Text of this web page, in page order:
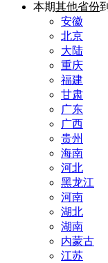
本期其他省份
安徽
北京
大陆
重庆
福建
甘肃
广东
广西
贵州
海南
河北
黑龙江
河南
湖北
湖南
内蒙古
江苏